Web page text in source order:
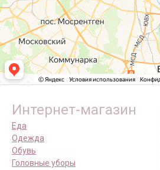
Интернет-магазин
Еда
Одежда
Обувь
Головные уборы